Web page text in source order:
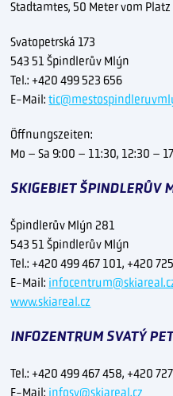
Stadtamtes, 50 Meter vom
Svatopetrská 173
543 51 Špindlerův Mlýn
Tel.: +420 499 523 656
E-Mail:
Öffnungszeiten:
Mo – Sa 9:00 – 11:30, 12:30 –
SKIGEBIET ŠPINDLERŮV
Špindlerův Mlýn 281
543 51 Špindlerův Mlýn
Tel.: +420 499 467 101, +420
E-Mail:
www.skiareal.cz
INFOZENTRUM SVATÝ
Tel.: +420 499 467 458, +420
E-Mail: infosv@skiareal.cz